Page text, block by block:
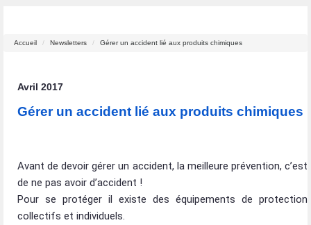
Accueil Newsletters Gérer un accident lié aux produits chimiques
Avril 2017
Gérer un accident lié aux produits chimiques
Avant de devoir gérer un accident, la meilleure prévention, c’est
de ne pas avoir d’accident !
Pour se protéger il existe des équipements de protection
collectifs et individuels.